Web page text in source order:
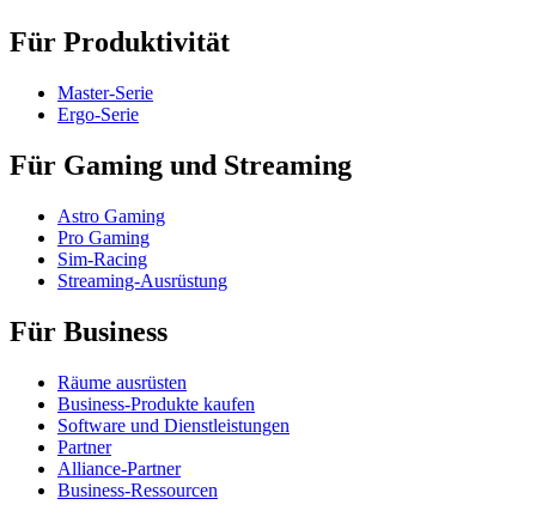
Für Produktivität
Master-Serie
Ergo-Serie
Für Gaming und Streaming
Astro Gaming
Pro Gaming
Sim-Racing
Streaming-Ausrüstung
Für Business
Räume ausrüsten
Business-Produkte kaufen
Software und Dienstleistungen
Partner
Alliance-Partner
Business-Ressourcen